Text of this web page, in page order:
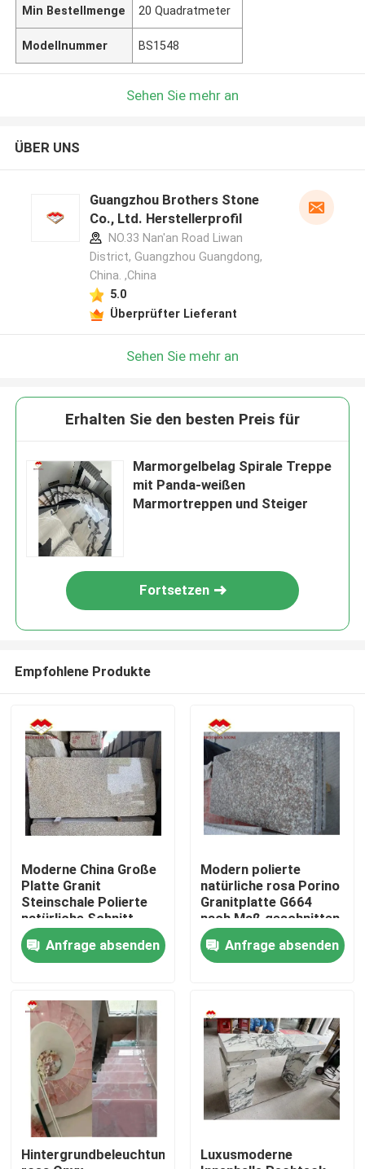
Zu Hause
Produkte
Über uns
Min Bestellmenge 20 Quadratmeter
Modellnummer BS1548
Sehen Sie mehr an
ÜBER UNS
Guangzhou Brothers Stone
Co., Ltd. Herstellerprofil
NO.33 Nan'an Road Liwan
District, Guangzhou Guangdong,
China. ,China
5.0
Überprüfter Lieferant
Sehen Sie mehr an
Erhalten Sie den besten Preis für
Marmorgelbelag Spirale Treppe
mit Panda-weißen
Marmortreppen und Steiger
Fortsetzen
Empfohlene Produkte
Moderne China Große
Platte Granit
Steinschale Polierte
natürliche Schnitt
nach Größe
Chinesische rosa
Porno Rosa Granit
Anfrage absenden
Modern polierte
natürliche rosa Porino
Granitplatte G664
nach Maß geschnitten
China rosa Porno Rosa
PreiseAnfrage absenden
Hintergrundbeleuchtung
Luxusmoderne